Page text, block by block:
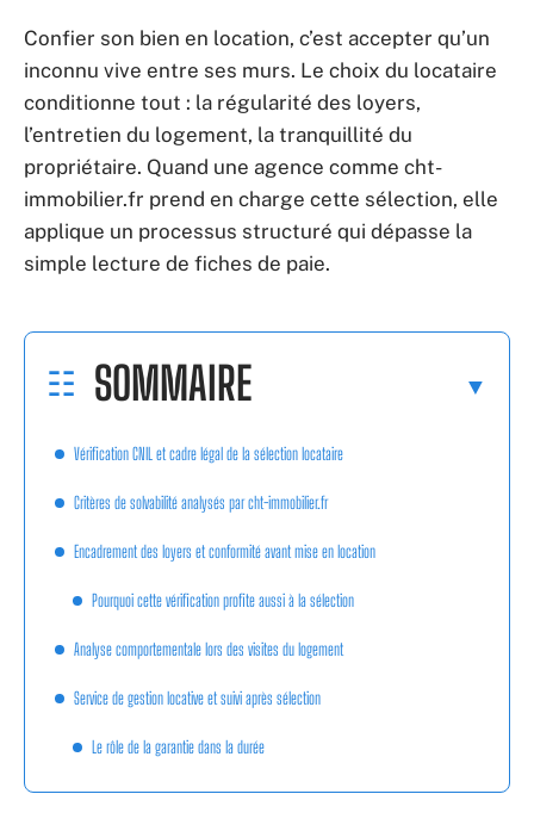
Confier son bien en location, c’est accepter qu’un
inconnu vive entre ses murs. Le choix du locataire
conditionne tout : la régularité des loyers,
l’entretien du logement, la tranquillité du
propriétaire. Quand une agence comme cht-
immobilier.fr prend en charge cette sélection, elle
applique un processus structuré qui dépasse la
simple lecture de fiches de paie.
SOMMAIRE
Vérification CNIL et cadre légal de la sélection locataire
Critères de solvabilité analysés par cht-immobilier.fr
Encadrement des loyers et conformité avant mise en location
Pourquoi cette vérification profite aussi à la sélection
Analyse comportementale lors des visites du logement
Service de gestion locative et suivi après sélection
Le rôle de la garantie dans la durée